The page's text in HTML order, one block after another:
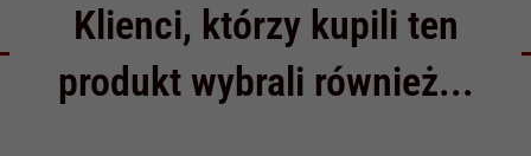
Klienci, którzy kupili ten
produkt wybrali również...